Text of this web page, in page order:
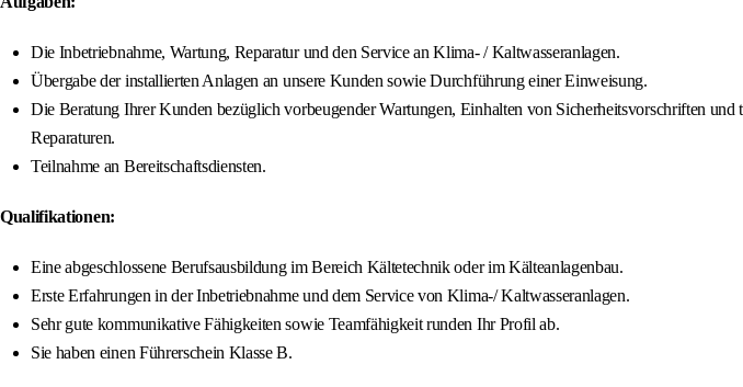
Die Inbetriebnahme, Wartung, Reparatur und den Service an Klima- / Kaltwasseranlagen.
Übergabe der installierten Anlagen an unsere Kunden sowie Durchführung einer Einweisung.
Die Beratung Ihrer Kunden bezüglich vorbeugender Wartungen, Einhalten von Sicherheitsvorschriften
Reparaturen.
Teilnahme an Bereitschaftsdiensten.
Qualifikationen:
Eine abgeschlossene Berufsausbildung im Bereich Kältetechnik oder im Kälteanlagenbau.
Erste Erfahrungen in der Inbetriebnahme und dem Service von Klima-/ Kaltwasseranlagen.
Sehr gute kommunikative Fähigkeiten sowie Teamfähigkeit runden Ihr Profil ab.
Sie haben einen Führerschein Klasse B.